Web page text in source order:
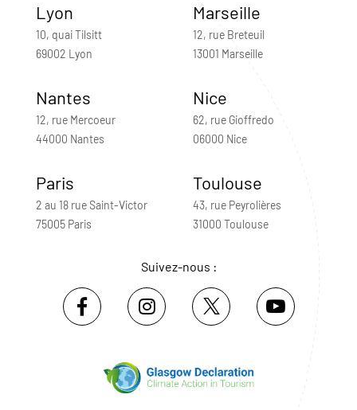
Lyon
10, quai Tilsitt
69002 Lyon
Marseille
12, rue Breteuil
13001 Marseille
Nantes
12, rue Mercoeur
44000 Nantes
Nice
62, rue Gioffredo
06000 Nice
Paris
2 au 18 rue Saint-Victor
75005 Paris
Toulouse
43, rue Peyrolières
31000 Toulouse
Suivez-nous :